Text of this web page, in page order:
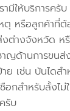
มีให้บริการครับ
ตุ หรือลูกค้าที่
งต่างจังหวัด ห
าญด้านการขน
เช่น บันไดสำ
อกสำหรับลั้งไม่
รับ